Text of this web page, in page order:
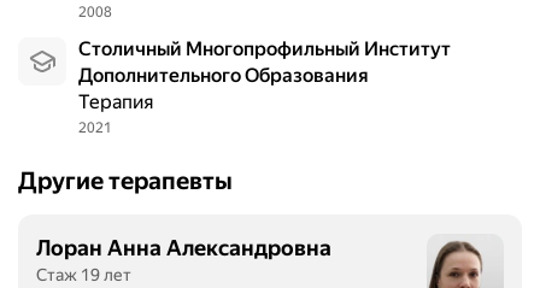
2008
Столичный Многопрофильный Институт
Дополнительного Образования
Терапия
2021
Другие терапевты
Лоран Анна Александровна
Стаж 19 лет